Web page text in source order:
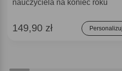
nauczyciela na koniec roku
149,90 zł Personalizuj